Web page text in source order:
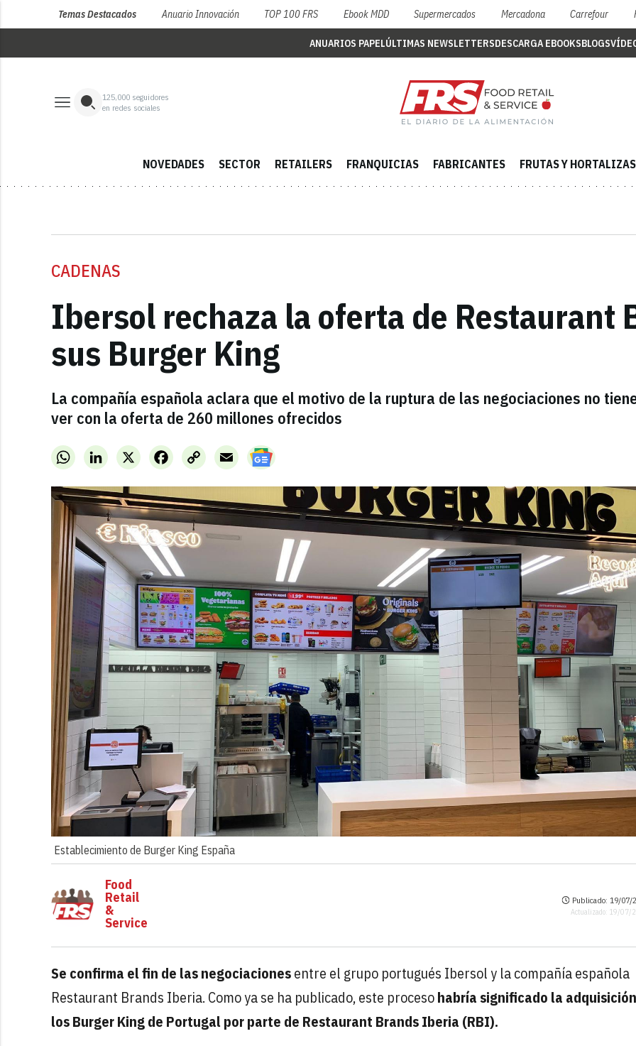
Temas Destacados Anuario Innovación TOP 100 FRS Ebook MDD Supermercados Mercadona Carrefour
ANUARIOS PAPELÚLTIMAS NEWSLETTERSDESCARGA EBOOKSBLOGS
125,000 seguidores
en redes sociales
NOVEDADES SECTOR RETAILERS FRANQUICIAS FABRICANTES FRUTAS Y HORTALIZAS
CADENAS
Ibersol rechaza la oferta de Restaurant
sus Burger King
La compañía española aclara que el motivo de la ruptura de las negociaciones no
ver con la oferta de 260 millones ofrecidos
WhatsAppLinkedInX FacebookCopy
Link
Email
Establecimiento de Burger King España
Food
Retail
&
Service
Publicado: 19/07/
Actualizado: 19/07/
Se confirma el fin de las negociacionesentre el grupo portugués Ibersol y la compañía española
Restaurant Brands Iberia. Como ya se ha publicado, este procesohabría significado la
los Burger King de Portugal por parte de Restaurant Brands Iberia (RBI).